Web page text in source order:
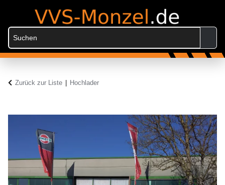
Zurück zur Liste Hochlader